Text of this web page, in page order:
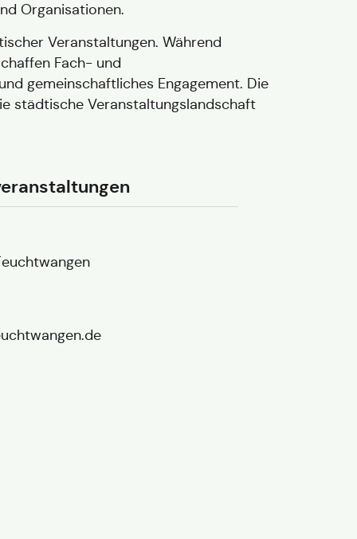
Organisationen.
Veranstaltungen. Während
Fach- und
gemeinschaftliches Engagement. Die
städtische Veranstaltungslandschaft